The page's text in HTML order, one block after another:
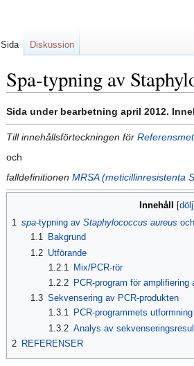
Spa-typning av
Hoppa
till
navigering
Hoppa
till
sök
Sida under bearbetning april 2012.
Till innehållsförteckningen för
och
falldefinitionen MRSA (meticillinresistenta
Innehåll
1 spa-typning av Staphylococcus aureus
1.1
Bakgrund
1.2 Utförande
1.2.1
Mix/PCR-rör
1.2.2 PCR-program för amplifiering
1.3 Sekvensering av PCR-produkten
1.3.1 PCR-programmets
1.3.2 Analys av
2 REFERENSER
Sida Diskussion